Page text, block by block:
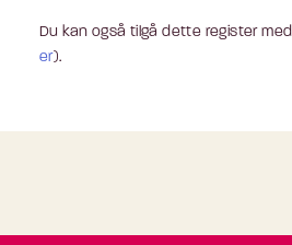
Du kan også tilgå dette register med
er).